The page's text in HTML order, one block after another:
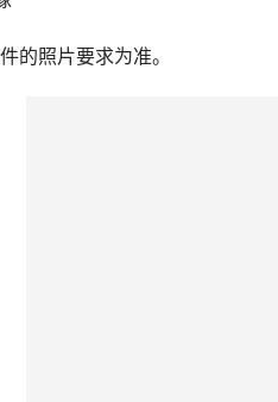
的照片要求为准。